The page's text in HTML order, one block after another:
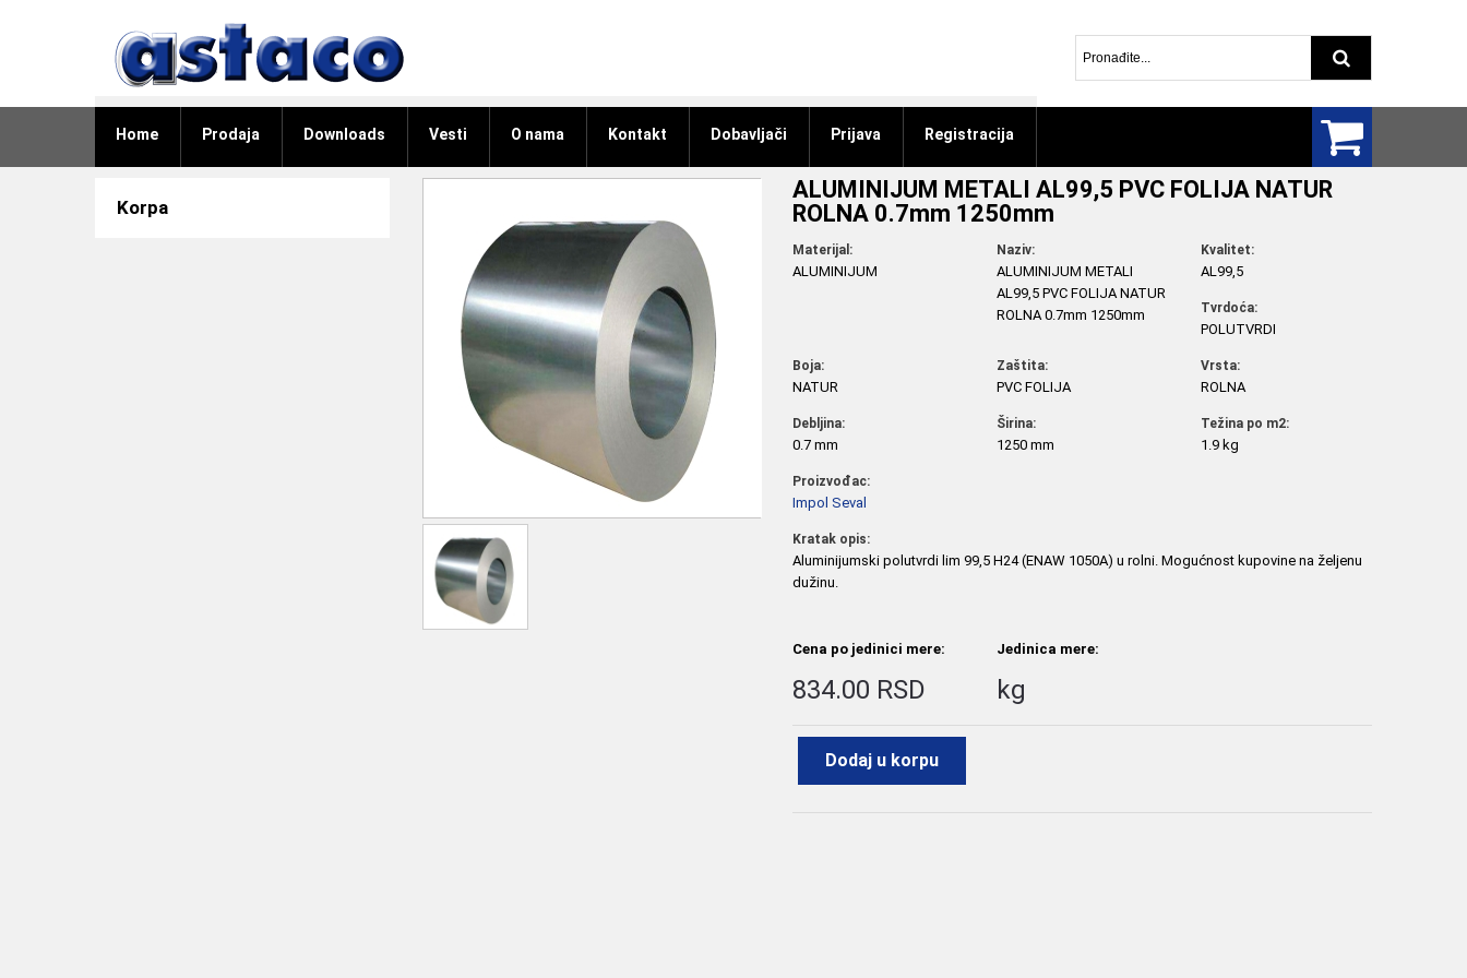
Pretraga
Home Prodaja Downloads Vesti O nama Kontakt Dobavljači Prijava Registracija
ALUMINIJUM METALI AL99,5 PVC FOLIJA NATUR
ROLNA 0.7mm 1250mm
Materijal:
ALUMINIJUM
Naziv:
ALUMINIJUM METALI
AL99,5 PVC FOLIJA NATUR
ROLNA 0.7mm 1250mm
Kvalitet:
AL99,5
Tvrdoća:
POLUTVRDI
Boja:
NATUR
Zaštita:
PVC FOLIJA
Vrsta:
ROLNA
Debljina:
0.7 mm
Širina:
1250 mm
Težina po m2:
1.9 kg
Proizvođac:
Impol Seval
Kratak opis:
Aluminijumski polutvrdi lim 99,5 H24 (ENAW 1050A) u rolni. Mogućnost kupovine na željenu
dužinu.
Cena po jedinici mere:
834.00 RSD
Jedinica mere:
kg
Dodaj u korpu
Korpa